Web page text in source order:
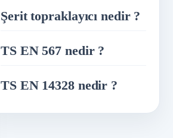
Şerit topraklayıcı nedir ?
TS EN 567 nedir ?
TS EN 14328 nedir ?